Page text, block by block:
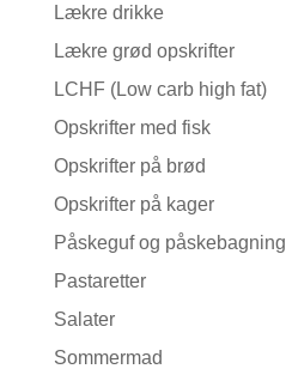
Lækre drikke
Lækre grød opskrifter
LCHF (Low carb high fat)
Opskrifter med fisk
Opskrifter på brød
Opskrifter på kager
Påskeguf og påskebagning
Pastaretter
Salater
Sommermad